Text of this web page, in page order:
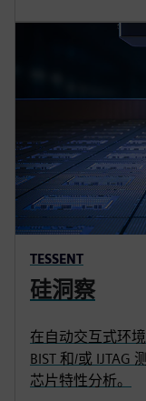
TESSENT
硅洞察
在自动交互式环境
BIST 和/或 IJTAG
芯片特性分析。